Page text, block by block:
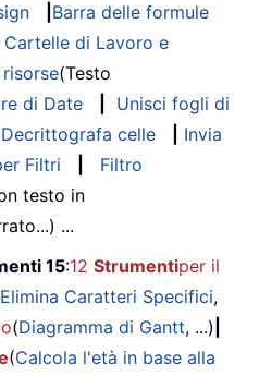
Barra delle formule
Cartelle di Lavoro e
(Testo
di Date
Unisci fogli di
celle
Invia
Filtri
Filtro
testo in
...
15:12 Strumentiper il
Elimina Caratteri Specifici,
(Diagramma di Gantt, ...)
(Calcola l'età in base alla